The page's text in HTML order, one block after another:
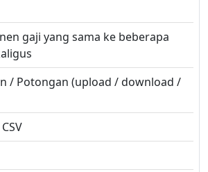
gaji yang sama ke beberapa
/ Potongan (upload / download /